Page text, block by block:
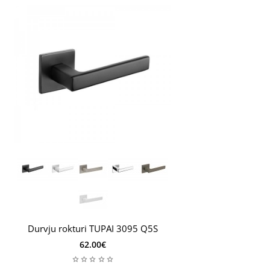
tiks pielāgots jūsu vajadzībām.
Durvju rokturi TUPAI 3095 Q5S
62.00€